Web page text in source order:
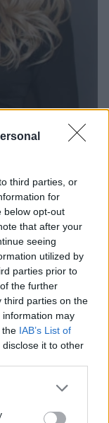
third parties, or
for
below opt-out
that after your
seeing
utilized by
parties prior to
the further
third parties on the
information may
the IAB’s List of
it to other
or more Google
You may click to
το χωριό είδα